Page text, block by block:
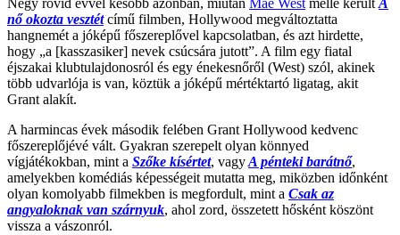
Négy rövid évvel később azonban, miután Mae West mellé került A
nő okozta vesztétcímű filmben, Hollywood megváltoztatta
hangnemét a jóképű főszereplővel kapcsolatban, és azt hirdette,
hogy „a [kasszasiker] nevek csúcsára jutott”. A film egy fiatal
éjszakai klubtulajdonosról és egy énekesnőről (West) szól, akinek
több udvarlója is van, köztük a jóképű mértéktartó ligatag, akit
Grant alakít.
A harmincas évek második felében Grant Hollywood kedvenc
főszereplőjévé vált. Gyakran szerepelt olyan könnyed
vígjátékokban, mint a Szőke kísértet, vagyA pénteki barátnő,
amelyekben komédiás képességeit mutatta meg, miközben időnként
olyan komolyabb filmekben is megfordult, mint a Csak az
angyaloknak van szárnyuk, ahol zord, összetett hősként köszönt
vissza a vászonról.